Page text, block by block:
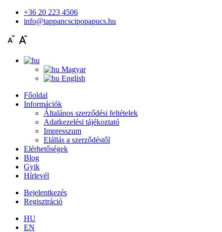
+36 20 223 4506
info@tappancscipopapucs.hu
Magyar
English
Főoldal
Információk
Általános szerződési feltételek
Adatkezelési tájékoztató
Impresszum
Elállás a szerződéstől
Elérhetőségek
Blog
Gyik
Hírlevél
Bejelentkezés
Regisztráció
HU
EN